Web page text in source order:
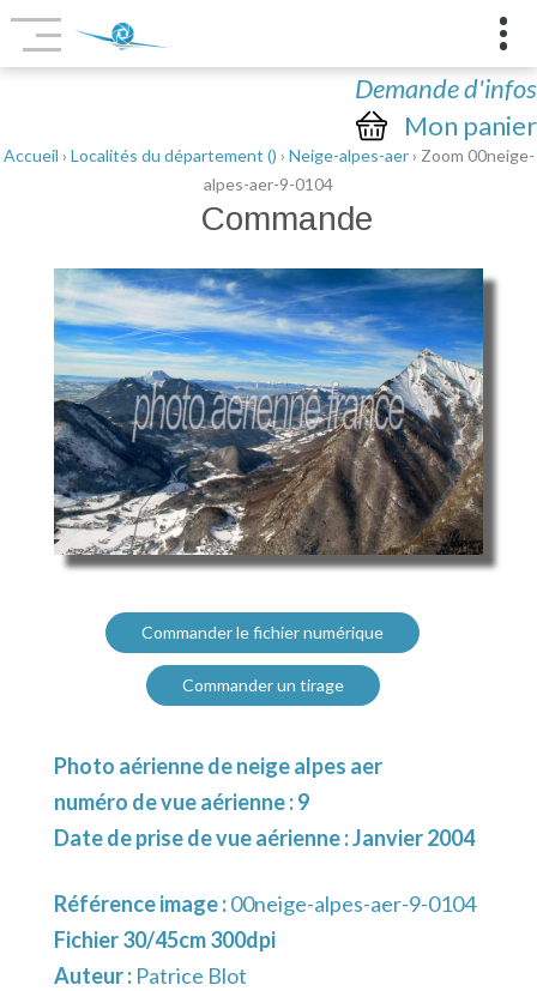
Demande d'infos
Mon panier
Accueil › Localités du département () › Neige-alpes-aer› Zoom 00neige-
alpes-aer-9-0104
Commande
Commander le fichier numérique
Commander un tirage
Photo aérienne de neige alpes aer
numéro de vue aérienne : 9
Date de prise de vue aérienne : Janvier 2004
Référence image :00neige-alpes-aer-9-0104
Fichier 30/45cm 300dpi
Auteur : Patrice Blot